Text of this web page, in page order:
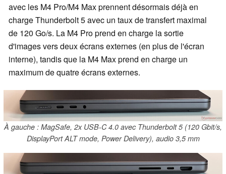
avec les M4 Pro/M4 Max prennent désormais déjà en
charge Thunderbolt 5 avec un taux de transfert maximal
de 120 Go/s. La M4 Pro prend en charge la sortie
d'images vers deux écrans externes (en plus de l'écran
interne), tandis que la M4 Max prend en charge un
maximum de quatre écrans externes.
À gauche : MagSafe, 2x USB-C 4.0 avec Thunderbolt 5 (120 Gbit/s,
DisplayPort ALT mode, Power Delivery), audio 3,5 mm